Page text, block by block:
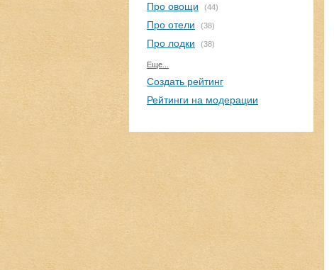
Про овощи (44)
Про отели (38)
Про лодки (38)
Еще...
Создать рейтинг
Рейтинги на модерации